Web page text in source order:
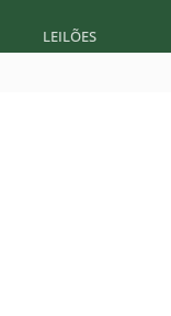
LEILÕES